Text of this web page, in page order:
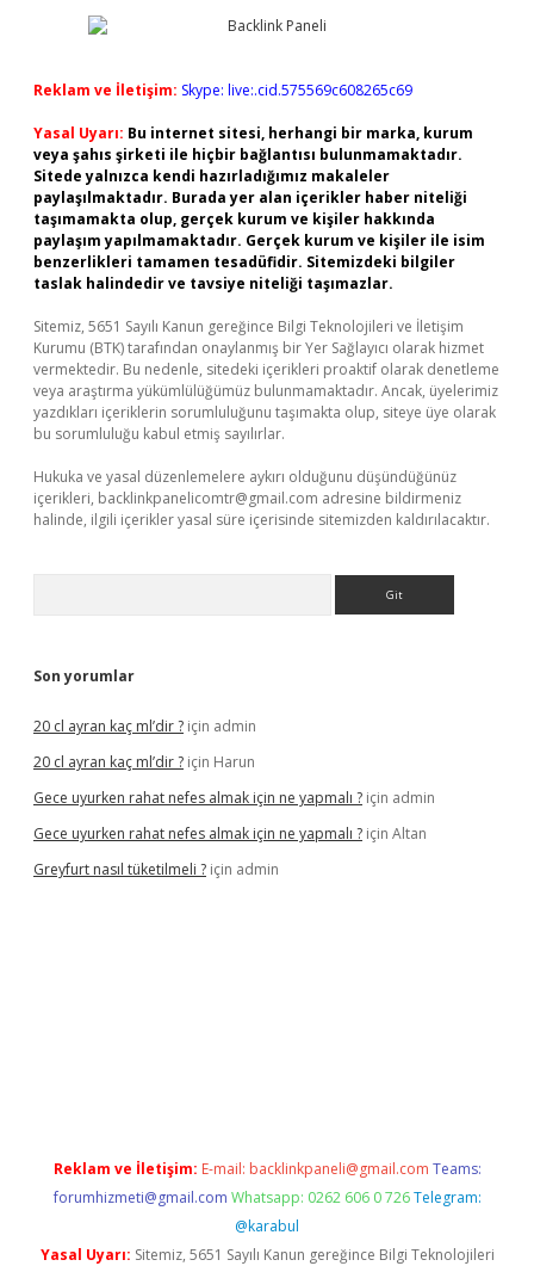
Reklam ve İletişim: Skype: live:.cid.575569c608265c69
Yasal Uyarı: Bu internet sitesi, herhangi bir marka, kurum
veya şahıs şirketi ile hiçbir bağlantısı bulunmamaktadır.
Sitede yalnızca kendi hazırladığımız makaleler
paylaşılmaktadır. Burada yer alan içerikler haber niteliği
taşımamakta olup, gerçek kurum ve kişiler hakkında
paylaşım yapılmamaktadır. Gerçek kurum ve kişiler ile isim
benzerlikleri tamamen tesadüfidir. Sitemizdeki bilgiler
taslak halindedir ve tavsiye niteliği taşımazlar.
Sitemiz, 5651 Sayılı Kanun gereğince Bilgi Teknolojileri ve İletişim
Kurumu (BTK) tarafından onaylanmış bir Yer Sağlayıcı olarak hizmet
vermektedir. Bu nedenle, sitedeki içerikleri proaktif olarak denetleme
veya araştırma yükümlülüğümüz bulunmamaktadır. Ancak, üyelerimiz
yazdıkları içeriklerin sorumluluğunu taşımakta olup, siteye üye olarak
bu sorumluluğu kabul etmiş sayılırlar.
Hukuka ve yasal düzenlemelere aykırı olduğunu düşündüğünüz
içerikleri, backlinkpanelicomtr@gmail.com adresine bildirmeniz
halinde, ilgili içerikler yasal süre içerisinde sitemizden kaldırılacaktır.
Son yorumlar
20 cl ayran kaç ml’dir ? için admin
20 cl ayran kaç ml’dir ? için Harun
Gece uyurken rahat nefes almak için ne yapmalı ? için admin
Gece uyurken rahat nefes almak için ne yapmalı ? için Altan
Greyfurt nasıl tüketilmeli ? için admin
Reklam ve İletişim: E-mail: backlinkpaneli@gmail.com Teams:
forumhizmeti@gmail.com Whatsapp: 0262 606 0 726 Telegram:
@karabul
Yasal Uyarı: Sitemiz, 5651 Sayılı Kanun gereğince Bilgi Teknolojileri